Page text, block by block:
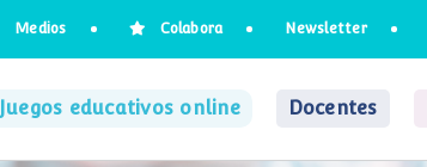
Medios Colabora Newsletter
Juegos educativos online Docentes